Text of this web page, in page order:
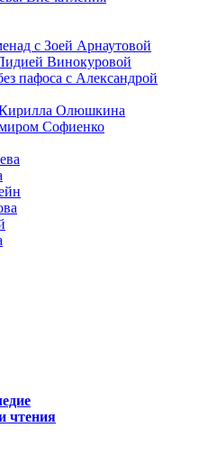
с Зоей Арнаутовой
Винокуровой
пафоса с Александрой
Олюшкина
Софиенко
чтения